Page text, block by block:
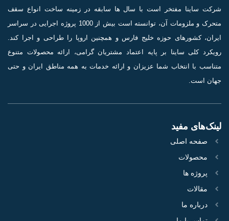
شرکت ساینا مفتخر است با سال ها سابقه در زمینه ساخت انواع سقف
متحرک و ملزومات آن، توانسته است بیش از 1000 پروژه اجرایی در سراسر
ایران، کشورهای حوزه خلیج فارس و همچنین اروپا را طراحی و اجرا کند.
رویکرد کلی ساینا بر پایه اعتماد مشتریان گرامی، ارائه محصولات متنوع
متناسب با انتخاب شما عزیزان و ارائه خدمات به همه مناطق ایران و حتی
جهان است.
لینک‌های مفید
صفحه اصلی
محصولات
پروژه‌ ها
مقالات
درباره ما